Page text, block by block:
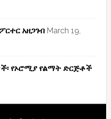
አዘጋገብ March 19,
የኦሮሚያ የልማት ድርጅቶች